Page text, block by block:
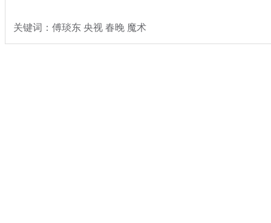
关键词：傅琰东 央视 春晚 魔术